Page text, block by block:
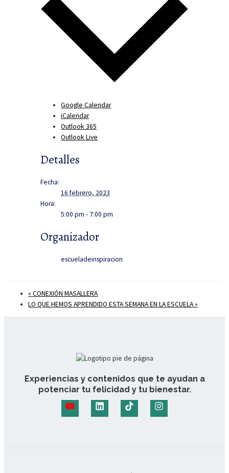
Google Calendar
iCalendar
Outlook 365
Outlook Live
Detalles
Fecha:
16 febrero, 2023
Hora:
5:00 pm - 7:00 pm
Organizador
escueladeinspiracion
«CONEXIÓN MASALLERA
LO QUE HEMOS APRENDIDO ESTA SEMANA EN LA ESCUELA»
Experiencias y contenidos que te ayudan a
potenciar tu felicidad y tu bienestar.